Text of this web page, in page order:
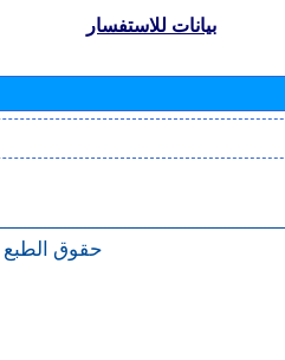
بيانات للاستفسار
حقوق الطبع